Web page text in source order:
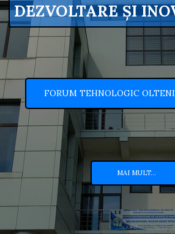
MAI MULT...
DEZVOLTARE ȘI
FORUM TEHNOLOGIC